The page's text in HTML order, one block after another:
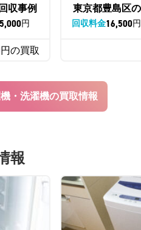
収事例
5,000円
円の買取
東京都豊島区
回収料金16,500円
機・洗濯機の買取情報
報